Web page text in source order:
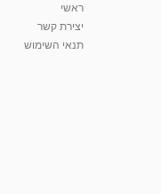
ראשי
יצירת קשר
תנאי השימוש